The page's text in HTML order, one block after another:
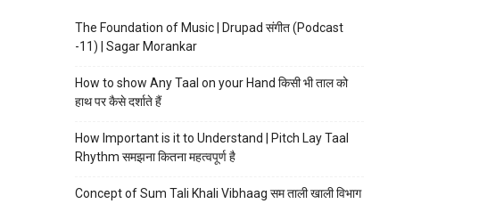
The Foundation of Music | Drupad संगीत (Podcast
-11) | Sagar Morankar
How to show Any Taal on your Hand किसी भी ताल को
हाथ पर कैसे दर्शाते हैं
How Important is it to Understand | Pitch Lay Taal
Rhythm समझना कितना महत्वपूर्ण है
Concept of Sum Tali Khali Vibhaag सम ताली खाली विभाग